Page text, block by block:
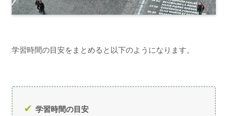
学習時間の目安をまとめると以下のようになります。
学習時間の目安